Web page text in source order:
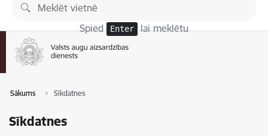
Pāriet uz lapas saturu
Spied Enter lai meklētu
Sākums Sīkdatnes
Sīkdatnes